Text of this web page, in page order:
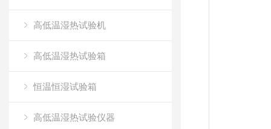
高低温湿热试验机
高低温湿热试验箱
恒温恒湿试验箱
高低温湿热试验仪器